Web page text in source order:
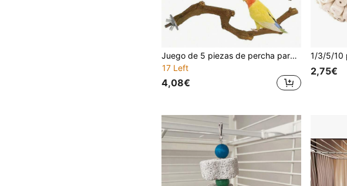
Juego de 5 piezas de percha para pájaros, soporte para loros, 3 perchas de madera de vid, 2 soportes, horquilla para afilar garras, palo de masticar para loros pequeños, rama de entrenamiento y ejercicio, adecuado para loros, pájaros pequeños y medianos
17 Left
4,08€
2,75€